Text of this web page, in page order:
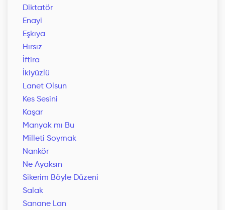
Diktatör
Enayi
Eşkıya
Hırsız
İftira
İkiyüzlü
Lanet Olsun
Kes Sesini
Kaşar
Manyak mı Bu
Milleti Soymak
Nankör
Ne Ayaksın
Sikerim Böyle Düzeni
Salak
Sanane Lan